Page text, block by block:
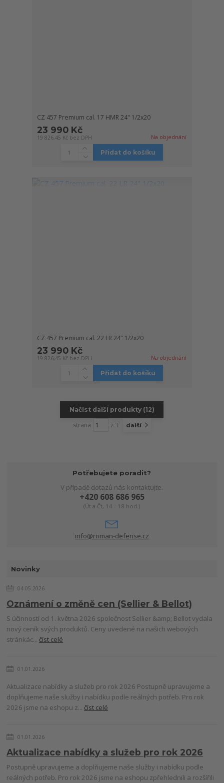
CZ 457 Premium cal. 17 HMR 24" 1/2x20
23 990 Kč
19 826,45 Kč bez DPH Na objednání
Přidat do košíku
CZ 457 Premium cal. 22 LR 24" 1/2x20
23 990 Kč
19 826,45 Kč bez DPH Na objednání
Přidat do košíku
Načíst další produkty (12)
strana z 3 další
Potřebujete poradit?
V případě dotazů nás kontaktujte.
+420 608 686 965
(Út a Čt, 14 - 18 hod.)
info@roman-defense.cz
Novinky
04.05.2026
Oznámení o změně cen (Sellier & Bellot)
S účinností od 1. května 2026 společnost Sellier &amp; Bellot vydala
nový ceník svých produktů. Ceny uvedené na našich webových
stránkác... číst celé
01.01.2026
Aktualizace nabídky a služeb pro rok 2026 Postupně upravujeme a
doplňujeme naše služby i nabídku podle reálných potřeb. Pro rok
2026 jsme na eshopu z... číst celé
01.01.2026
Aktualizace nabídky a služeb pro rok 2026
Postupně upravujeme a doplňujeme naše služby i nabídku podle
reálných potřeb. Pro rok 2026 jsme na eshopu zpřehlednili a rozšířili